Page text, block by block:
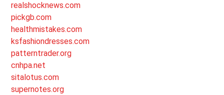
realshocknews.com
pickgb.com
healthmistakes.com
ksfashiondresses.com
patterntrader.org
cnhpa.net
sitalotus.com
supernotes.org